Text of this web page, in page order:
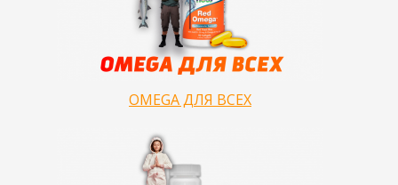
OMEGA ДЛЯ ВСЕХ